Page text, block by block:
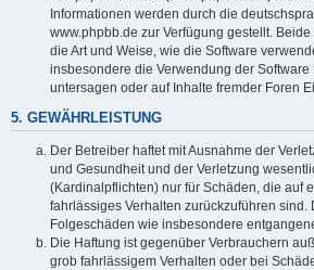
Informationen werden durch die
www.phpbb.de zur Verfügung gestellt.
die Art und Weise, wie die Software
insbesondere die Verwendung der Software
untersagen oder auf Inhalte fremder Foren
5. GEWÄHRLEISTUNG
Der Betreiber haftet mit Ausnahme der
und Gesundheit und der Verletzung
(Kardinalpflichten) nur für Schäden, die auf
fahrlässiges Verhalten zurückzuführen sind.
Folgeschäden wie insbesondere
Die Haftung ist gegenüber Verbrauchern
grob fahrlässigem Verhalten oder bei